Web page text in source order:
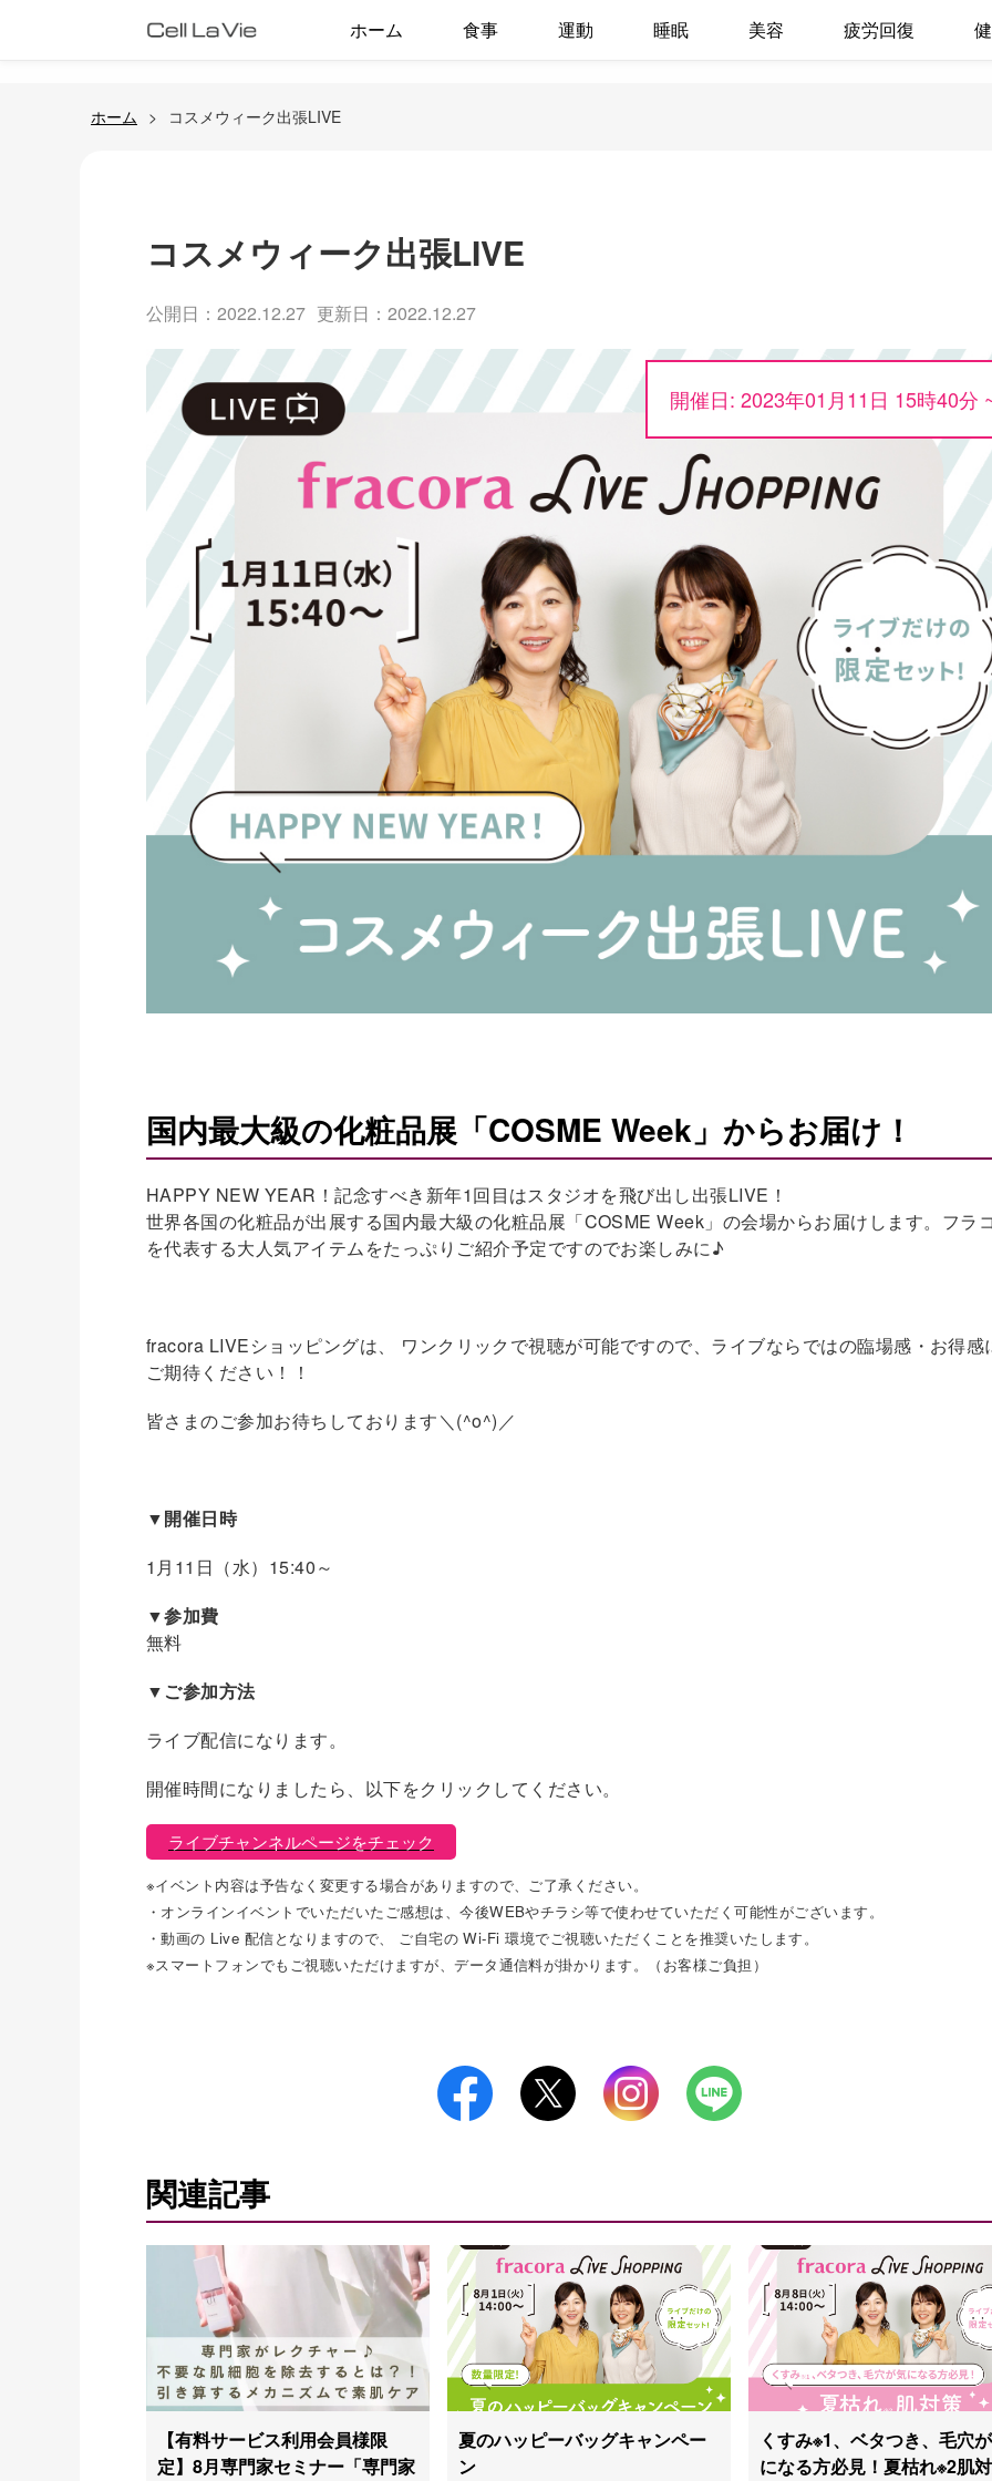
ホーム 食事 運動 睡眠 美容 疲労回復
ホーム コスメウィーク出張LIVE
コスメウィーク出張LIVE
公開日：2022.12.27 更新日：2022.12.27
開催日: 2023年01月11日 15時40分
国内最大級の化粧品展「COSME Week」からお届け！
HAPPY NEW YEAR！記念すべき新年1回目はスタジオを飛び出し出張LIVE！
世界各国の化粧品が出展する国内最大級の化粧品展「COSME Week」の会場からお届けします。フラ
を代表する大人気アイテムをたっぷりご紹介予定ですのでお楽しみに♪
fracora LIVEショッピングは、 ワンクリックで視聴が可能ですので、ライブならではの臨場感・お得感
ご期待ください！！
皆さまのご参加お待ちしております＼(^o^)／
▼開催日時
1月11日（水）15:40～
▼参加費
無料
▼ご参加方法
ライブ配信になります。
開催時間になりましたら、以下をクリックしてください。
ライブチャンネルページをチェック
※イベント内容は予告なく変更する場合がありますので、ご了承ください。
・オンラインイベントでいただいたご感想は、今後WEBやチラシ等で使わせていただく可能性がございます。
・動画の Live 配信となりますので、 ご自宅の Wi-Fi 環境でご視聴いただくことを推奨いたします。
※スマートフォンでもご視聴いただけますが、データ通信料が掛かります。（お客様ご負担）
関連記事
【有料サービス利用会員様限
定】8月専門家セミナー「専門家
夏のハッピーバッグキャンペー
ン
くすみ※1、ベタつき、毛穴
になる方必見！夏枯れ※2肌